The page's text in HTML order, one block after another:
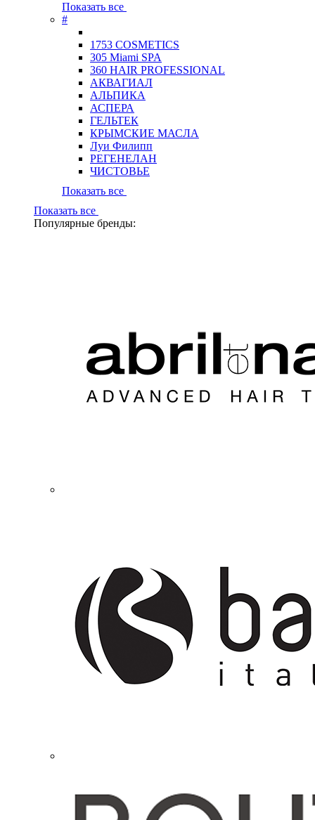
Показать все
#
1753 COSMETICS
305 Miami SPA
360 HAIR PROFESSIONAL
АКВАГИАЛ
АЛЬПИКА
АСПЕРА
ГЕЛЬТЕК
КРЫМСКИЕ МАСЛА
Луи Филипп
РЕГЕНЕЛАН
ЧИСТОВЬЕ
Показать все
Показать все
Популярные бренды: